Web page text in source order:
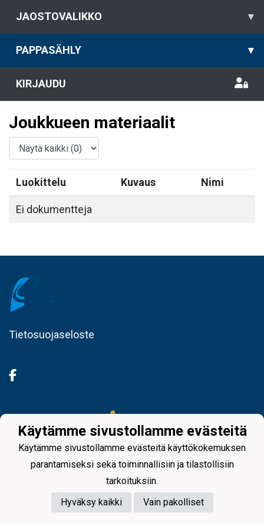
JAOSTOVALIKKO ▾
PAPPASÄHLY ▾
KIRJAUDU
Joukkueen materiaalit
Luokittelu Kuvaus Nimi
Ei dokumentteja
Tietosuojaseloste
Käytämme sivustollamme evästeitä
Käytämme sivustollamme evästeitä käyttökokemuksen
parantamiseksi sekä toiminnallisiin ja tilastollisiin
tarkoituksiin.
Hyväksy kaikki
Vain pakolliset